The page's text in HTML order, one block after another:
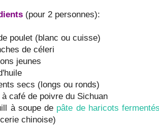
(pour 2 personnes):
poulet (blanc ou cuisse)
de céleri
jeunes
secs (longs ou ronds)
café de poivre du Sichuan
à soupe de pâte de haricots
chinoise)